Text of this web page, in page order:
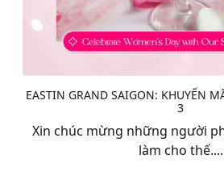
EASTIN GRAND SAIGON: KHUYẾN
3
Xin chúc mừng những người
làm cho thế....